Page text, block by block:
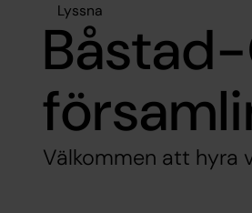
Lyssna
Välkommen att hyra